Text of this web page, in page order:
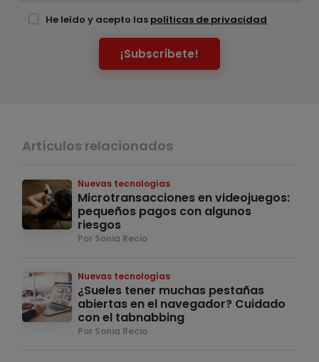
He leído y acepto las políticas de privacidad
¡Subscríbete!
Artículos relacionados
Nuevas tecnologías
Microtransacciones en videojuegos:
pequeños pagos con algunos
riesgos
Por Sonia Recio
Nuevas tecnologías
¿Sueles tener muchas pestañas
abiertas en el navegador? Cuidado
con el tabnabbing
Por Sonia Recio